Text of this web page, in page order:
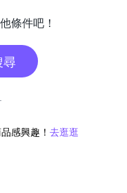
條件吧！
尋
感興趣！ 去逛逛